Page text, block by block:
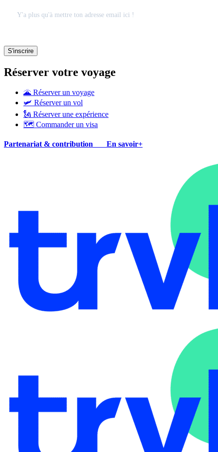
Réserver votre voyage
🌋 Réserver un voyage
🛩 Réserver un vol
🗽 Réserver une expérience
🗺 Commander un visa
Partenariat & contribution En savoir+